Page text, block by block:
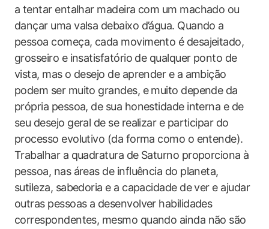
a tentar entalhar madeira com um machado ou
dançar uma valsa debaixo d’água. Quando a
pessoa começa, cada movimento é desajeitado,
grosseiro e insatisfatório de qualquer ponto de
vista, mas o desejo de aprender e a ambição
podem ser muito grandes, e muito depende da
própria pessoa, de sua honestidade interna e de
seu desejo geral de se realizar e participar do
processo evolutivo (da forma como o entende).
Trabalhar a quadratura de Saturno proporciona à
pessoa, nas áreas de influência do planeta,
sutileza, sabedoria e a capacidade de ver e ajudar
outras pessoas a desenvolver habilidades
correspondentes, mesmo quando ainda não são